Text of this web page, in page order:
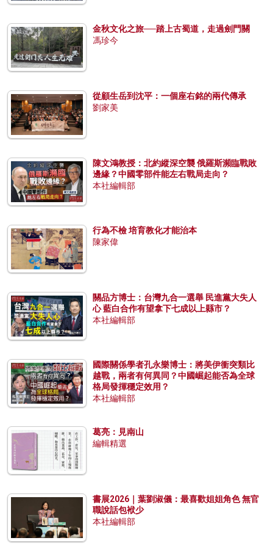
金秋文化之旅──踏上古蜀道，走過劍門關
馮珍今
從顧生岳到沈平：一個座右銘的兩代傳承
劉家美
陳文鴻教授：北約縱深空襲 俄羅斯瀕臨戰敗
邊緣？中國零部件能左右戰局走向？
本社編輯部
行為不檢 培育教化才能治本
陳家偉
關品方博士：台灣九合一選舉 民進黨大失人
心 藍白合作有望拿下七成以上縣市？
本社編輯部
國際關係學者孔永樂博士：將美伊衝突類比
越戰，兩者有何異同？中國崛起能否為全球
格局發揮穩定效用？
本社編輯部
葛亮：見南山
編輯精選
書展2026｜葉劉淑儀：最喜歡姐姐角色 無官
職說話包袱少
本社編輯部